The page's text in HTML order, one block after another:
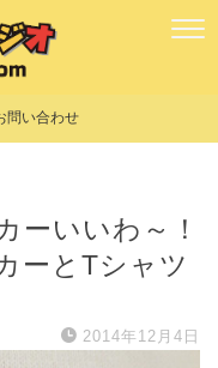
問い合わせ
ーいいわ～！
ーとTシャツ
2014年12月4日